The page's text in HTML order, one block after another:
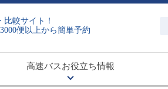
較サイト！
便以上から簡単予約
高速バスお役立ち情報